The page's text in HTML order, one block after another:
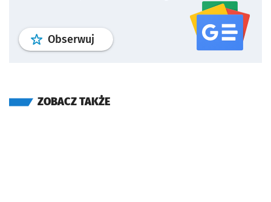
Obserwuj profil serwisu
ZOBACZ TAKŻE